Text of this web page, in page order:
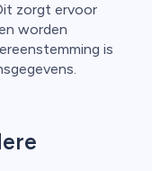
zorgt ervoor
worden
is